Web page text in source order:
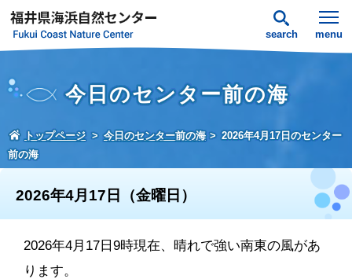
search menu
今日のセンター前の海
トップページ 今日のセンター前の海
2026年4月17日のセンター
前の海
2026年4月17日（金曜日）
2026年4月17日9時現在、晴れで強い南東の風があ
ります。